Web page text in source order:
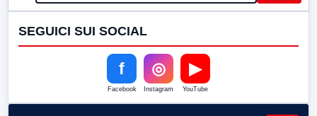
SEGUICI SUI SOCIAL
f
Facebook
◎
Instagram
▶
YouTube